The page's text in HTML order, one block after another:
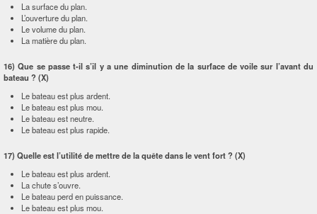
La surface du plan.
L’ouverture du plan.
Le volume du plan.
La matière du plan.
16) Que se passe t-il s’il y a une diminution de la surface de voile sur l’avant du
bateau ? (X)
Le bateau est plus ardent.
Le bateau est plus mou.
Le bateau est neutre.
Le bateau est plus rapide.
17) Quelle est l’utilité de mettre de la quête dans le vent fort ? (X)
Le bateau est plus ardent.
La chute s’ouvre.
Le bateau perd en puissance.
Le bateau est plus mou.